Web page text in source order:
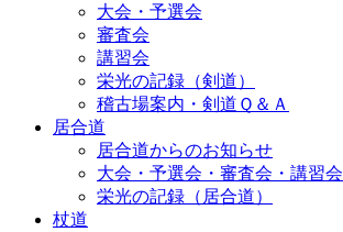
大会・予選会
審査会
講習会
栄光の記録（剣道）
稽古場案内・剣道Ｑ＆Ａ
居合道
居合道からのお知らせ
大会・予選会・審査会・講習会
栄光の記録（居合道）
杖道